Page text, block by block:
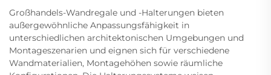
Großhandels-Wandregale und -Halterungen bieten
außergewöhnliche Anpassungsfähigkeit in
unterschiedlichen architektonischen Umgebungen und
Montageszenarien und eignen sich für verschiedene
Wandmaterialien, Montagehöhen sowie räumliche